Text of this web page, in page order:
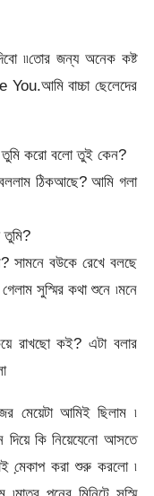
৷৷তোর জন্য অনেক কষ্ট
You.আমি বাচ্চা ছেলেদের
করো বলো তুই কেন?
ঠিকআছে? আমি গলা
সামনে বউকে রেখে বলছে
সুস্মির কথা শুনে ৷মনে
রাখছো কই? এটা বলার
মেয়েটা আমিই ছিলাম ৷
দিয়ে কি নিয়েযেনো আসতে
মে়কাপ করা শুরু করলো ৷